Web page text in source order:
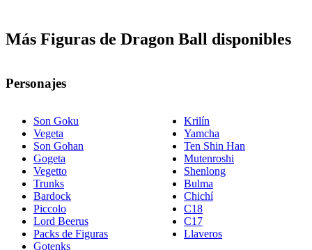
Más Figuras de Dragon Ball disponibles
Personajes
Son Goku
Vegeta
Son Gohan
Gogeta
Vegetto
Trunks
Bardock
Piccolo
Lord Beerus
Packs de Figuras
Gotenks
Krilín
Yamcha
Ten Shin Han
Mutenroshi
Shenlong
Bulma
Chichí
C18
C17
Llaveros